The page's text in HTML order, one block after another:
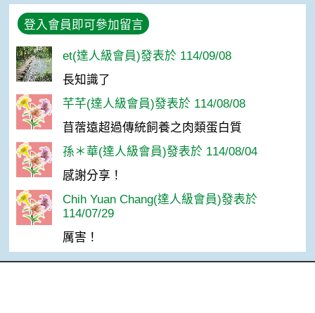
登入會員即可參加留言
et(達人級會員)發表於 114/09/08
長知識了
芊芊(達人級會員)發表於 114/08/08
苜蓿遠超過傳統飼養之肉類蛋白質
孫＊華(達人級會員)發表於 114/08/04
感謝分享！
Chih Yuan Chang(達人級會員)發表於
114/07/29
厲害！